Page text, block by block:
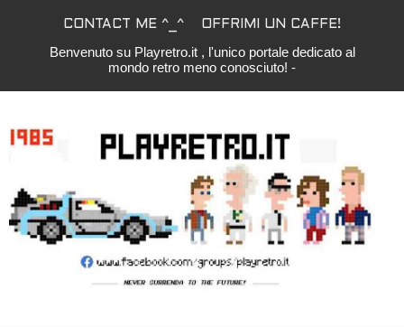
CONTACT ME ^_^ OFFRIMI UN CAFFE!
Benvenuto su Playretro.it , l'unico portale dedicato al
mondo retro meno conosciuto! -